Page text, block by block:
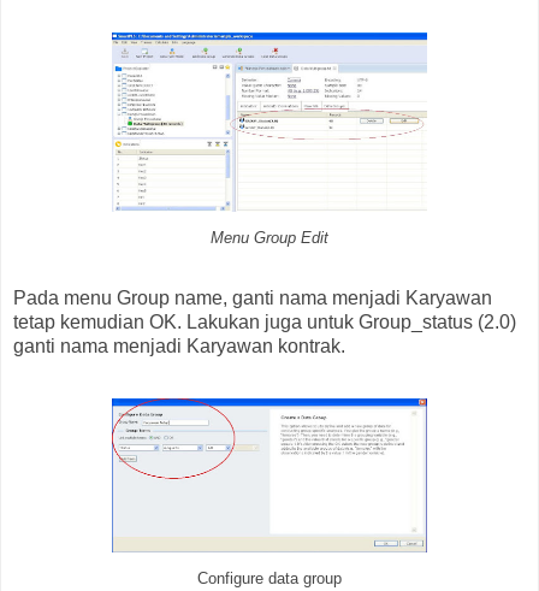
Menu Group Edit
Pada menu Group name, ganti nama menjadi Karyawan
tetap kemudian OK. Lakukan juga untuk Group_status (2.0)
ganti nama menjadi Karyawan kontrak.
Configure data group